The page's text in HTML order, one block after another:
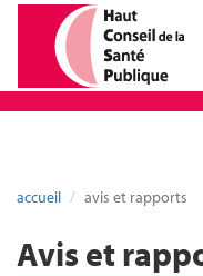
accueil avis et rapports
Avis et